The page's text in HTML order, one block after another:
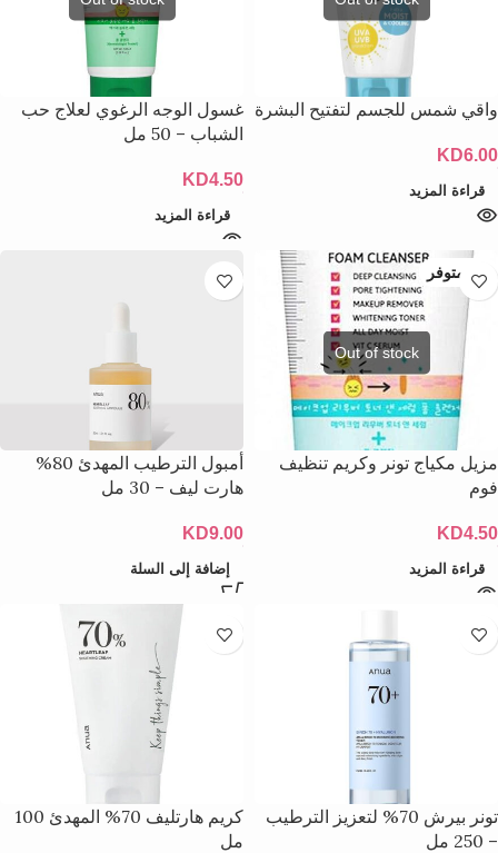
واقي شمس للجسم لتفتيح البشرة
KD6.00
قراءة المزيد
غسول الوجه الرغوي لعلاج حب
الشباب – 50 مل
KD4.50
قراءة المزيد
غير متوفر
مزيل مكياج تونر وكريم تنظيف
فوم
KD4.50
قراءة المزيد
أمبول الترطيب المهدئ 80%
هارت ليف – 30 مل
KD9.00
إضافة إلى السلة
تونر بيرش 70% لتعزيز الترطيب
– 250 مل
كريم هارتليف 70% المهدئ 100
مل